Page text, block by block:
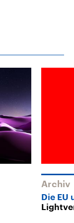
Archiv
Die EU